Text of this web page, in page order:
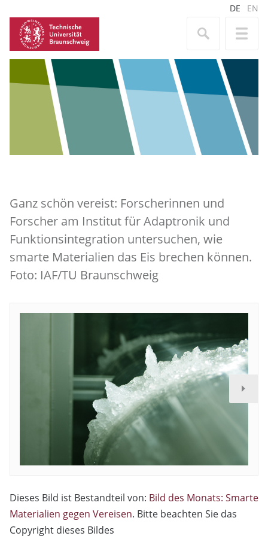
DE EN
Ganz schön vereist: Forscherinnen und
Forscher am Institut für Adaptronik und
Funktionsintegration untersuchen, wie
smarte Materialien das Eis brechen können.
Foto: IAF/TU Braunschweig
Dieses Bild ist Bestandteil von: Bild des Monats: Smarte
Materialien gegen Vereisen. Bitte beachten Sie das
Copyright dieses Bildes